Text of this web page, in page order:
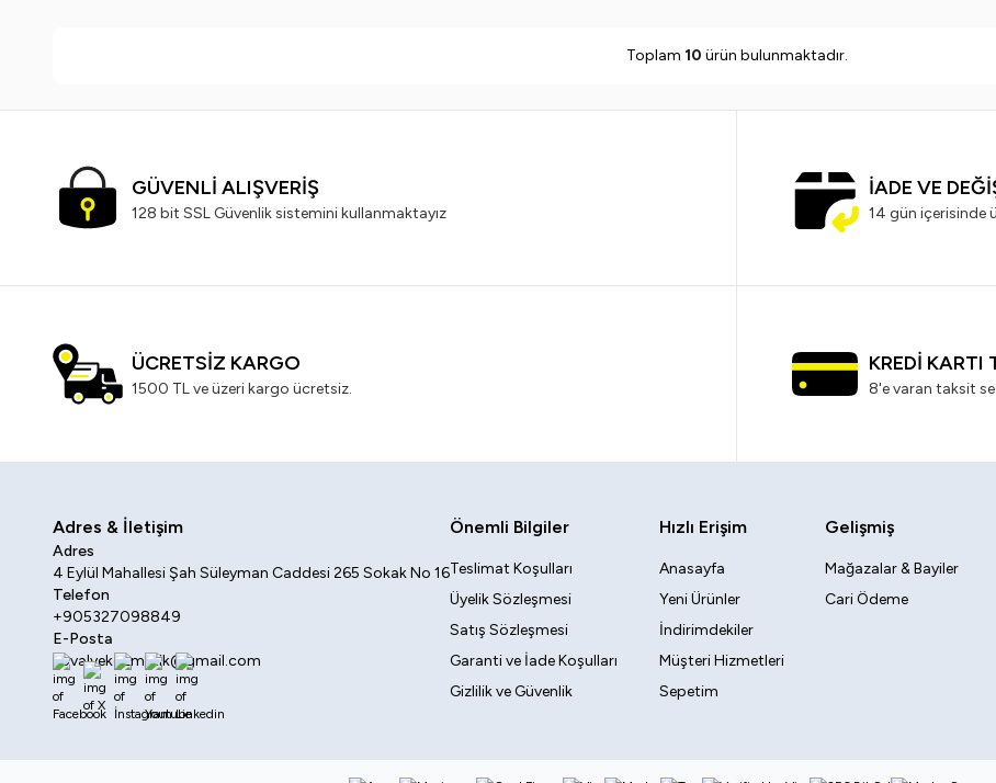
Toplam 10 ürün bulunmaktadır.
GÜVENLİ ALIŞVERİŞ
128 bit SSL Güvenlik sistemini kullanmaktayız
İADE VE
14 gün içerisinde
ÜCRETSİZ KARGO
1500 TL ve üzeri kargo ücretsiz.
KREDİ KARTI
8'e varan taksit
Adres & İletişim
Adres
4 Eylül Mahallesi Şah Süleyman Caddesi 265 Sokak No 16
Telefon
+905327098849
E-Posta
sovalyekozmetik@gmail.com
Facebook
X İnstagram
Youtube
Önemli Bilgiler
Teslimat Koşulları
Üyelik Sözleşmesi
Satış Sözleşmesi
Garanti ve İade Koşulları
Gizlilik ve Güvenlik
Hızlı Erişim
Anasayfa
Yeni Ürünler
İndirimdekiler
Müşteri Hizmetleri
Sepetim
Gelişmiş
Mağazalar & Bayiler
Cari Ödeme